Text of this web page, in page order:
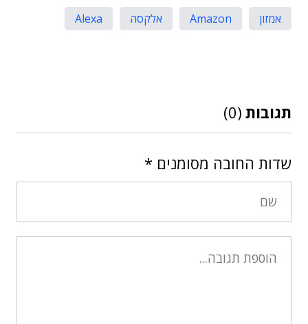
אמזון Amazon אלקסה Alexa
תגובות (0)
שדות החובה מסומנים *